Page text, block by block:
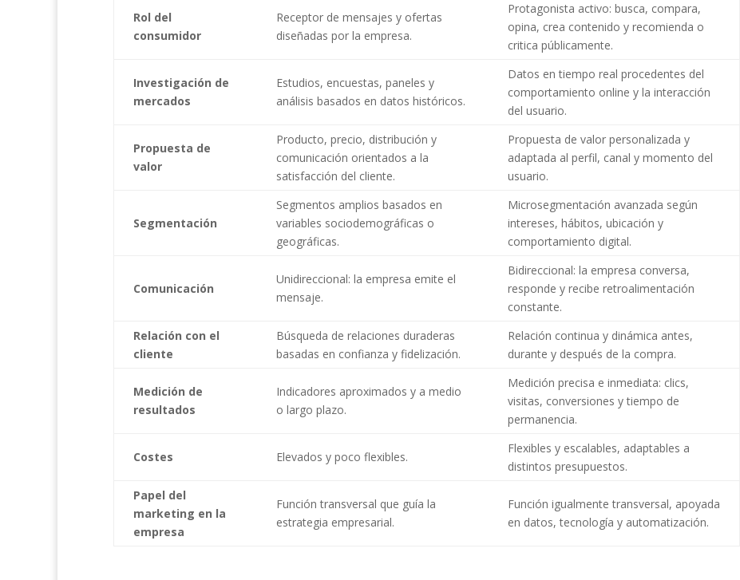
Rol del
consumidor
Receptor de mensajes y ofertas
diseñadas por la empresa.
Protagonista activo: busca, compara,
opina, crea contenido y recomienda o
critica públicamente.
Investigación de
mercados
Estudios, encuestas, paneles y
análisis basados en datos históricos.
Datos en tiempo real procedentes del
comportamiento online y la interacción
del usuario.
Propuesta de
valor
Producto, precio, distribución y
comunicación orientados a la
satisfacción del cliente.
Propuesta de valor personalizada y
adaptada al perfil, canal y momento del
usuario.
Segmentación
Segmentos amplios basados en
variables sociodemográficas o
geográficas.
Microsegmentación avanzada según
intereses, hábitos, ubicación y
comportamiento digital.
Comunicación
Unidireccional: la empresa emite el
mensaje.
Bidireccional: la empresa conversa,
responde y recibe retroalimentación
constante.
Relación con el
cliente
Búsqueda de relaciones duraderas
basadas en confianza y fidelización.
Relación continua y dinámica antes,
durante y después de la compra.
Medición de
resultados
Indicadores aproximados y a medio
o largo plazo.
Medición precisa e inmediata: clics,
visitas, conversiones y tiempo de
permanencia.
Costes Elevados y poco flexibles.
Flexibles y escalables, adaptables a
distintos presupuestos.
Papel del
marketing en la
empresa
Función transversal que guía la
estrategia empresarial.
Función igualmente transversal, apoyada
en datos, tecnología y automatización.